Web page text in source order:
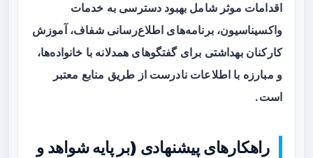
اقدامات موثر شامل بهبود دسترسی به خدمات
واکسیناسیون، برنامه‌های اطلاع‌رسانی شفاف، آموزش
کارکنان بهداشتی برای گفتگوهای همدلانه با خانواده‌ها،
و مبارزه با اطلاعات نادرست از طریق منابع معتبر
است.
راهکارهای پیشنهادی (بر پایه شواهد و